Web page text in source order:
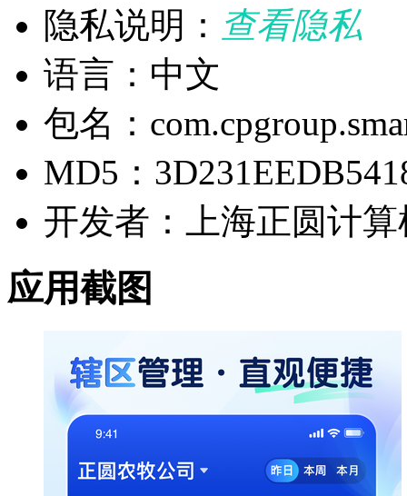
隐私说明： 查看隐私
语言：中文
包名：
MD5：
开发者：上海正圆计
应用截图